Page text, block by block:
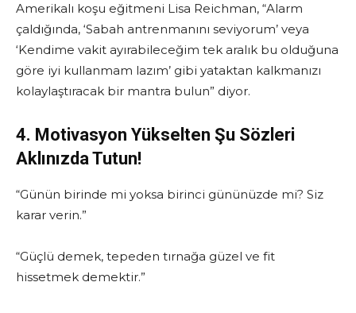
Amerikalı koşu eğitmeni Lisa Reichman, “Alarm
çaldığında, ‘Sabah antrenmanını seviyorum’ veya
‘Kendime vakit ayırabileceğim tek aralık bu olduğuna
göre iyi kullanmam lazım’ gibi yataktan kalkmanızı
kolaylaştıracak bir mantra bulun” diyor.
4. Motivasyon Yükselten Şu Sözleri
Aklınızda Tutun!
“Günün birinde mi yoksa birinci gününüzde mi? Siz
karar verin.”
“Güçlü demek, tepeden tırnağa güzel ve fit
hissetmek demektir.”